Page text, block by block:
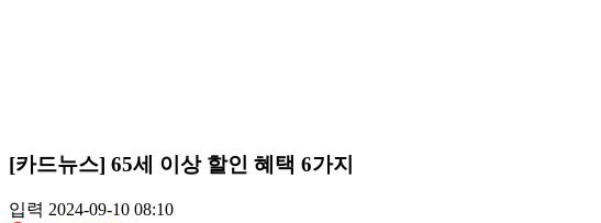
[카드뉴스] 65세 이상 할인 혜택 6가지
입력 2024-09-10 08:10